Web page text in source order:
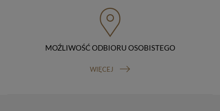
organu nadzorczego (Prezesa Urzędu Ochrony Danych
Osobowych, ul. Stawki 2, 00-193 Warszawa) oraz
prawo do cofnięcia zgody na przetwarzanie danych
osobowych (masz prawo cofnięcia zgody na
przetwarzanie danych w dowolnym momencie;
przetwarzania, którego dokonano na podstawie Twojej
zgody przed jej cofnięciem). W celu wykonania swoich
MOŹLIWOŚĆ ODBIORU OSOBISTEGO
WIĘCEJ